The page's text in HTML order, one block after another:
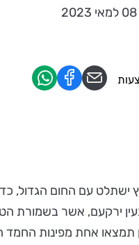
ישתלט עם החום הגדול,
ירקעם, אשר בשמורת
תמצאו אחת מפינות החמד